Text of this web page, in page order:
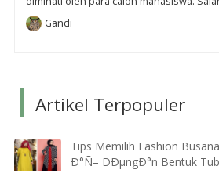
Gandi
Artikel Terpopuler
Tips Memilih Fashion
Ð°Ñ– DÐµngÐ°n Bentuk